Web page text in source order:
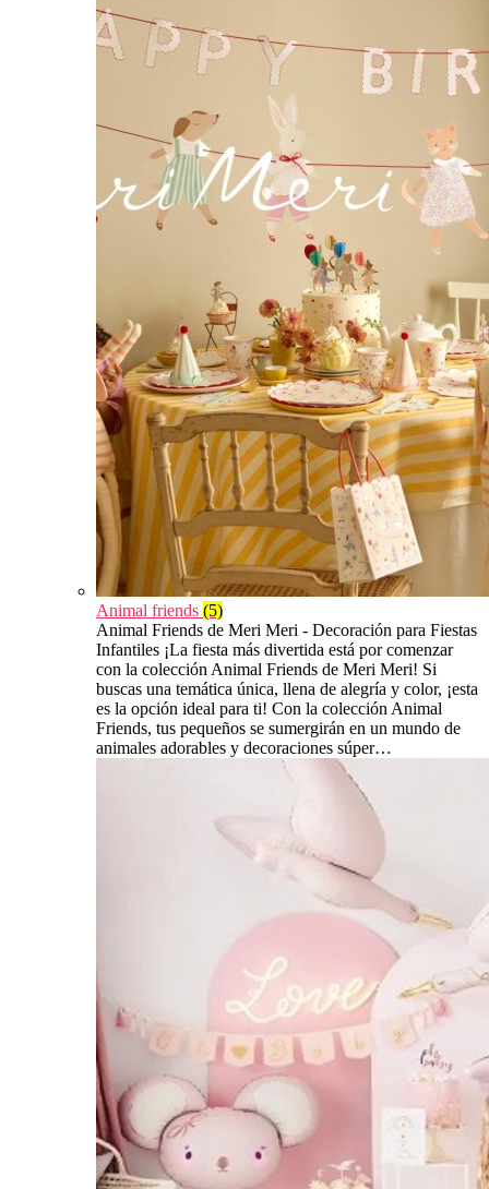
Animal friends (5)
Animal Friends de Meri Meri - Decoración para Fiestas
Infantiles ¡La fiesta más divertida está por comenzar
con la colección Animal Friends de Meri Meri! Si
buscas una temática única, llena de alegría y color, ¡esta
es la opción ideal para ti! Con la colección Animal
Friends, tus pequeños se sumergirán en un mundo de
animales adorables y decoraciones súper…